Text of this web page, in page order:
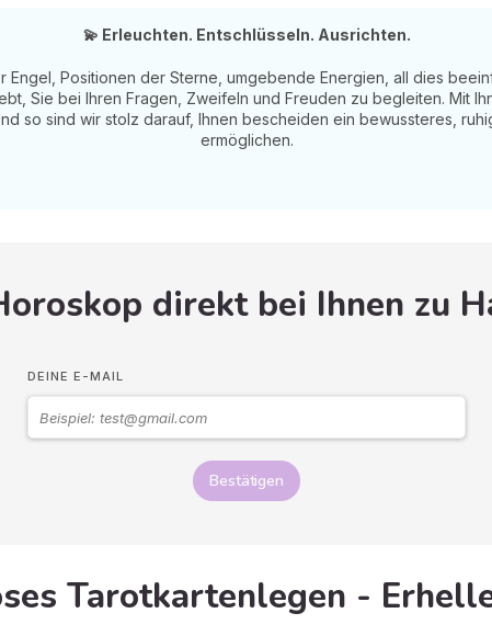
💫 Erleuchten. Entschlüsseln. Ausrichten.
Engel, Positionen der Sterne, umgebende Energien, all dies
Sie bei Ihren Fragen, Zweifeln und Freuden zu begleiten. Mit
so sind wir stolz darauf, Ihnen bescheiden ein bewussteres,
ermöglichen.
direkt bei Ihnen zu
DEINE E-MAIL
Bestätigen
Tarotkartenlegen -